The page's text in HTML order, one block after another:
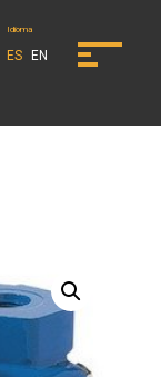
Idioma
ES EN